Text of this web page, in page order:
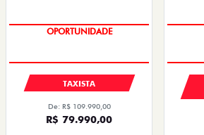
OPORTUNIDADE
TAXISTA
De: R$ 109.990,00
R$ 79.990,00